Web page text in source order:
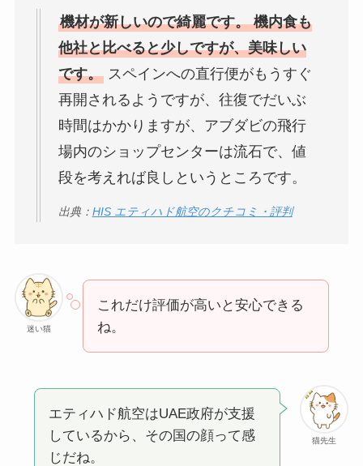
機材が新しいので綺麗です。 機内食も
他社と比べると少しですが、美味しい
です。スペインへの直行便がもうすぐ
再開されるようですが、往復でだいぶ
時間はかかりますが、アブダビの飛行
場内のショップセンターは流石で、値
段を考えれば良しというところです。
出典： HIS エティハド航空のクチコミ・評判
迷い猫
これだけ評価が高いと安心できる
ね。
猫先生
エティハド航空はUAE政府が支援
しているから、その国の顔って感
じだね。